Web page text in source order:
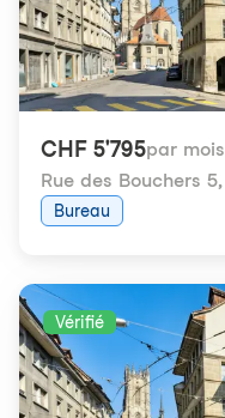
CHF 5'795par mois
Rue des Bouchers 5,
Bureau
Vérifié